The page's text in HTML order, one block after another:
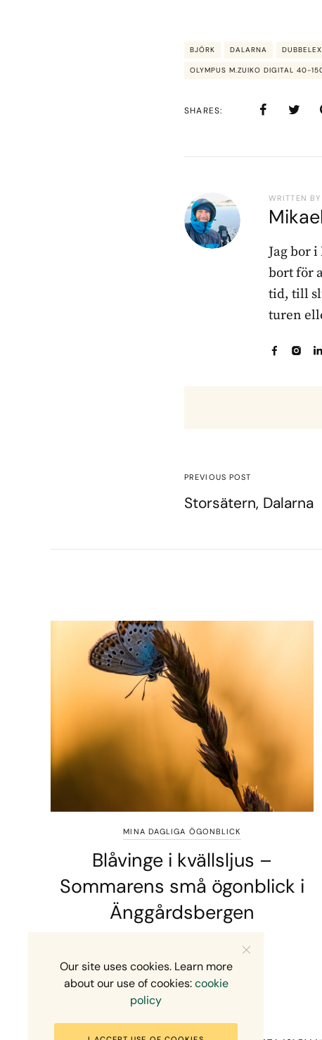
BJÖRK DALARNA
OLYMPUS M.ZUIKO DIGITAL 40-
SHARES
WRITTEN BY
Jag bor
bort för
tid, till
turen
PREVIOUS POST
Storsätern, Dalarna
MINA DAGLIGA ÖGONBLICK
Blåvinge i kvällsljus –
Sommarens små ögonblick i
Änggårdsbergen
Our site uses cookies. Learn more
about our use of cookies:cookie
policy